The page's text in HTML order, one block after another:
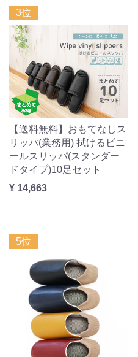
3位
【送料無料】おもてなしス
リッパ(業務用) 拭けるビニ
ールスリッパ(スタンダー
ドタイプ)10足セット
¥ 14,663
5位